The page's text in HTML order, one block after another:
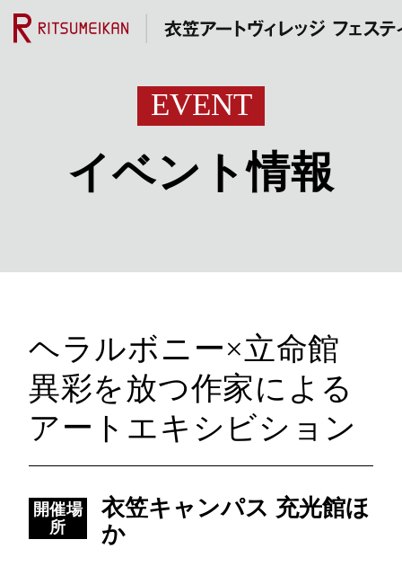
EVENT
イベント情報
ヘラルボニー×立命館
異彩を放つ作家による
アートエキシビション
開催場
所
衣笠キャンパス 充光館ほ
か